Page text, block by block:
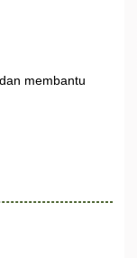
membantu